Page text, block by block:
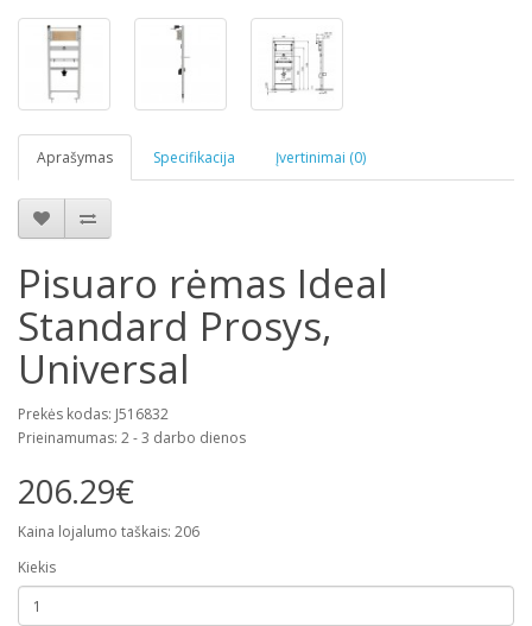
Aprašymas Specifikacija Įvertinimai (0)
Pisuaro rėmas Ideal
Standard Prosys,
Universal
Prekės kodas: J516832
Prieinamumas: 2 - 3 darbo dienos
206.29€
Kaina lojalumo taškais: 206
Kiekis